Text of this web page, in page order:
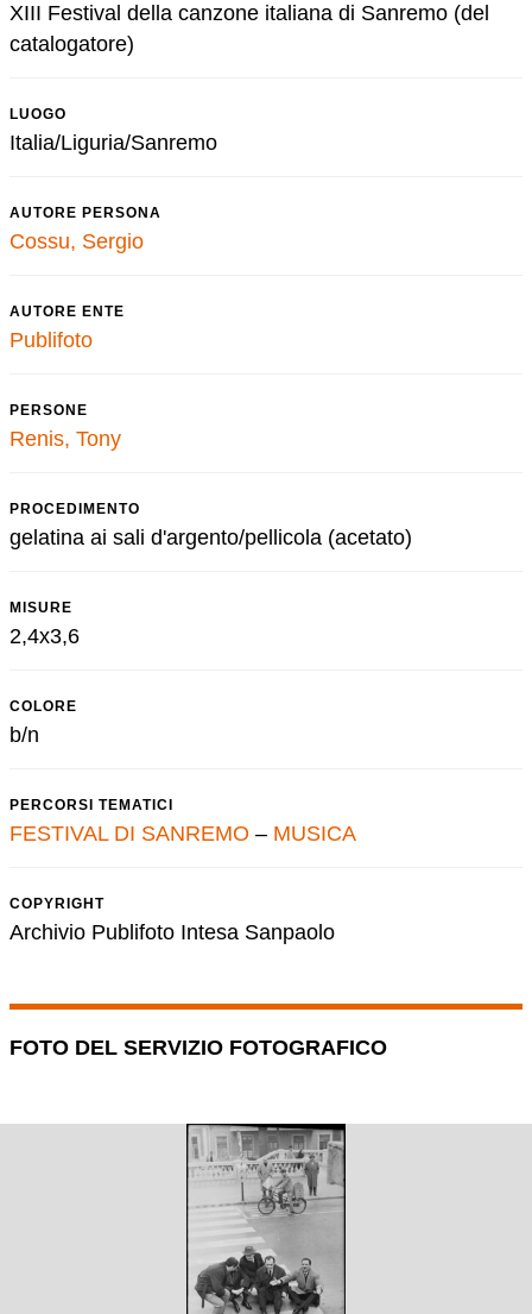
XIII Festival della canzone italiana di Sanremo (del
catalogatore)
LUOGO
Italia/Liguria/Sanremo
AUTORE PERSONA
Cossu, Sergio
AUTORE ENTE
Publifoto
PERSONE
Renis, Tony
PROCEDIMENTO
gelatina ai sali d'argento/pellicola (acetato)
MISURE
2,4x3,6
COLORE
b/n
PERCORSI TEMATICI
FESTIVAL DI SANREMO – MUSICA
COPYRIGHT
Archivio Publifoto Intesa Sanpaolo
FOTO DEL SERVIZIO FOTOGRAFICO